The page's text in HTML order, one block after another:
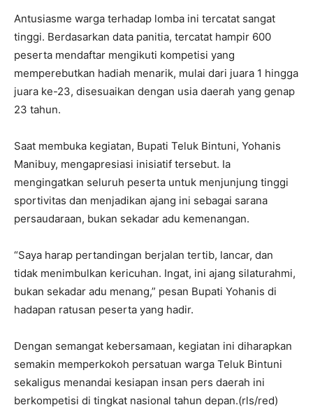
Antusiasme warga terhadap lomba ini tercatat sangat
tinggi. Berdasarkan data panitia, tercatat hampir 600
peserta mendaftar mengikuti kompetisi yang
memperebutkan hadiah menarik, mulai dari juara 1 hingga
juara ke-23, disesuaikan dengan usia daerah yang genap
23 tahun.
Saat membuka kegiatan, Bupati Teluk Bintuni, Yohanis
Manibuy, mengapresiasi inisiatif tersebut. Ia
mengingatkan seluruh peserta untuk menjunjung tinggi
sportivitas dan menjadikan ajang ini sebagai sarana
persaudaraan, bukan sekadar adu kemenangan.
“Saya harap pertandingan berjalan tertib, lancar, dan
tidak menimbulkan kericuhan. Ingat, ini ajang silaturahmi,
bukan sekadar adu menang,” pesan Bupati Yohanis di
hadapan ratusan peserta yang hadir.
Dengan semangat kebersamaan, kegiatan ini diharapkan
semakin memperkokoh persatuan warga Teluk Bintuni
sekaligus menandai kesiapan insan pers daerah ini
berkompetisi di tingkat nasional tahun depan.(rls/red)